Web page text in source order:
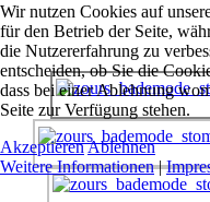
Wir nutzen Cookies auf
für den Betrieb der Seite,
die Nutzererfahrung zu
entscheiden, ob Sie die
dass bei einer Ablehnung
Seite zur Verfügung stehen.
AkzeptierenAblehnen
Weitere Informationen|